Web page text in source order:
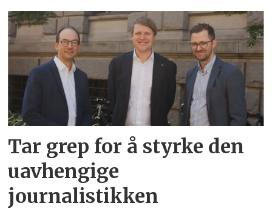
Tar grep for å styrke den
uavhengige
journalistikken